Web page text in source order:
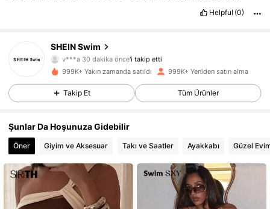
Helpful (0)
SHEIN Swim
4,88
414K Takipçiler
v***a 30 dakika önce'i takip etti
4,88 414K Takipçiler
4,88 414K Takipçiler
999K+ Yakın zamanda satıldı 999K+ Yeniden satın alma
Takip Et Tüm Ürünler
Şunlar Da Hoşunuza Gidebilir
Öner Giyim ve Aksesuar Takı ve Saatler Ayakkabı Güzel